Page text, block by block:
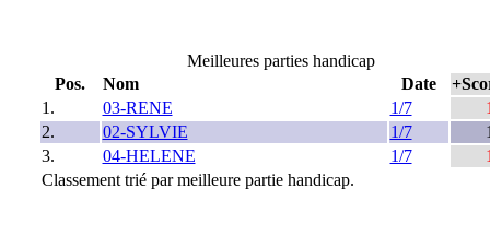
Meilleures parties handicap
Pos.
Nom Date
1.
03-RENE 1/7
2.
02-SYLVIE 1/7
3.
04-HELENE 1/7
Classement trié par meilleure partie handicap.